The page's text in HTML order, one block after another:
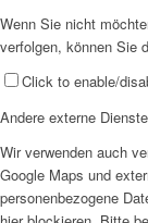
Wenn Sie nicht
verfolgen, können Sie
Click to enable/
Andere externe Dienste
Wir verwenden auch
Google Maps und
personenbezogene